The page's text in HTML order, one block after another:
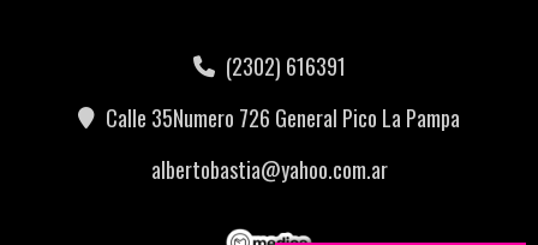
(2302) 616391
Calle 35Numero 726 General Pico La Pampa
albertobastia@yahoo.com.ar